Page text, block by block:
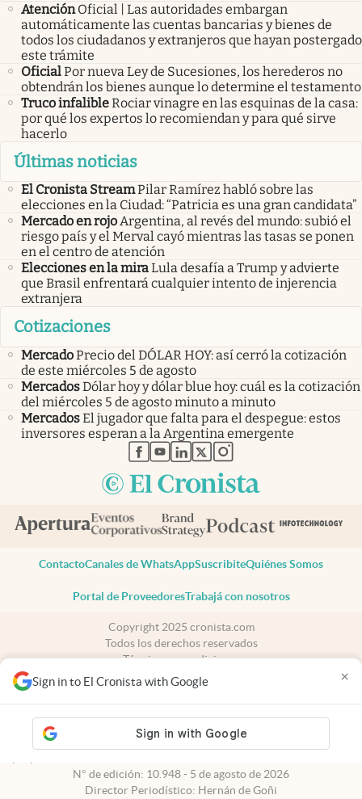
Sign in to El Cronista with Google ×
Atención Oficial | Las autoridades embargan
automáticamente las cuentas bancarias y bienes de
todos los ciudadanos y extranjeros que hayan postergado
este trámite
OficialPor nueva Ley de Sucesiones, los herederos no
obtendrán los bienes aunque lo determine el testamento
Truco infalibleRociar vinagre en las esquinas de la casa:
por qué los expertos lo recomiendan y para qué sirve
hacerlo
Últimas noticias
El Cronista StreamPilar Ramírez habló sobre las
elecciones en la Ciudad: “Patricia es una gran candidata”
Mercado en rojoArgentina, al revés del mundo: subió el
riesgo país y el Merval cayó mientras las tasas se ponen
en el centro de atención
Elecciones en la miraLula desafía a Trump y advierte
que Brasil enfrentará cualquier intento de injerencia
extranjera
Cotizaciones
MercadoPrecio del DÓLAR HOY: así cerró la cotización
de este miércoles 5 de agosto
MercadosDólar hoy y dólar blue hoy: cuál es la cotización
del miércoles 5 de agosto minuto a minuto
MercadosEl jugador que falta para el despegue: estos
inversores esperan a la Argentina emergente
abre en nueva pestaña
abre en nueva pestaña
abre en nueva pestaña
abre en nueva pestaña
abre en nueva pestaña
ContactoCanales de WhatsAppSuscribiteQuiénes Somos
Portal de ProveedoresTrabajá con nosotros
Copyright 2025 cronista.com
Todos los derechos reservados
Términos y condiciones
Privacidad
Consentimiento
cronista.com
es propiedad de El Cronista Comercial S.A Registro de
N° de edición: 10.948 - 5 de agosto de 2026
Director Periodístico: Hernán de Goñi